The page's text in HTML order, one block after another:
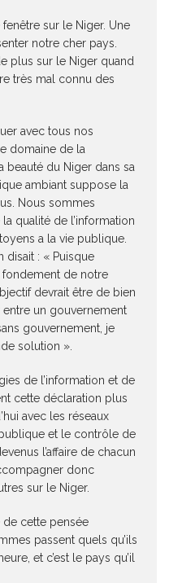
sur le Niger. Une
notre cher pays.
plus sur le Niger quand
très mal connu des
avec tous nos
domaine de la
beauté du Niger dans sa
ambiant suppose la
Nous sommes
qualité de l’information
a la vie publique.
disait : « Puisque
fondement de notre
devrait être de bien
entre un gouvernement
gouvernement, je
solution ».
de l’information et de
cette déclaration plus
avec les réseaux
et le contrôle de
l’affaire de chacun
donc
sur le Niger.
de cette pensée
passent quels qu’ils
et c’est le pays qu’il